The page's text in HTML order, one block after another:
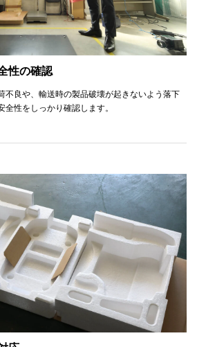
性の確認
不良や、輸送時の製品破壊が起きないよう落下
性をしっかり確認します。